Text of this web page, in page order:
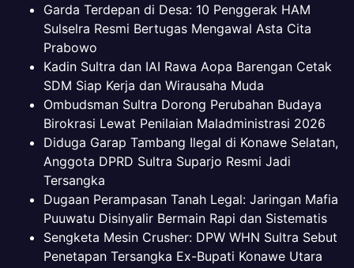
Garda Terdepan di Desa: 10 Penggerak HAM
Sulselra Resmi Bertugas Mengawal Asta Cita
Prabowo
Kadin Sultra dan IAI Rawa Aopa Barengan Cetak
SDM Siap Kerja dan Wirausaha Muda
Ombudsman Sultra Dorong Perubahan Budaya
Birokrasi Lewat Penilaian Maladministrasi 2026
Diduga Garap Tambang Ilegal di Konawe Selatan,
Anggota DPRD Sultra Suparjo Resmi Jadi
Tersangka
Dugaan Perampasan Tanah Legal: Jaringan Mafia
Puuwatu Disinyalir Bermain Rapi dan Sistematis
Sengketa Mesin Crusher: DPW WHN Sultra Sebut
Penetapan Tersangka Ex-Bupati Konawe Utara